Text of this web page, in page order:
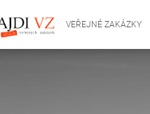
VEŘEJNÉ ZAKÁZKY